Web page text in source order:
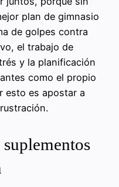
plan de gimnasio
de golpes contra
el trabajo de
y la planificación
como el propio
esto es apostar a